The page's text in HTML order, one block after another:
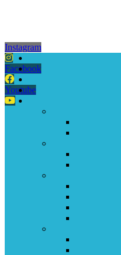
Instagram
Facebook
Youtube